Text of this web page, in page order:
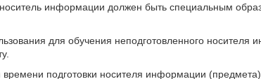
носитель информации должен быть специальным
для обучения неподготовленного носителя
подготовки носителя информации